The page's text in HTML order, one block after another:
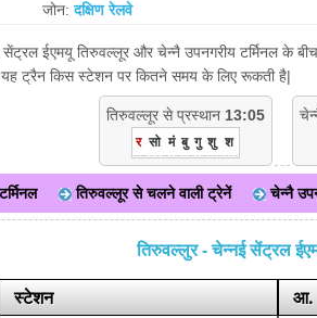
जोन:दक्षिण रेलवे
ईएमयू तिरुवल्लूर और चेन्नै उपनगरीय टर्मिनल के
यह ट्रैन किस स्टेशन पर कितने समय के लिए रूकती है|
तिरुवल्लूर से प्रस्थान 13:05
र सो मं बु गु शु श
तिरुवल्लूर से चलने वाली ट्रेनें चेन्नै
तिरुवल्लुर - चेन्नई सेंट्रल
स्टेशन आ.